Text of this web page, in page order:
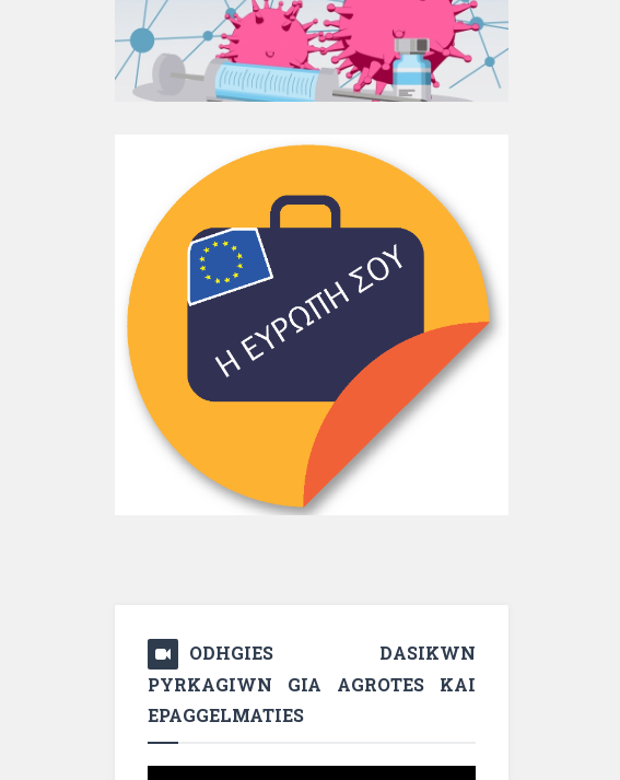
ODHGIES DASIKWN
PYRKAGIWN GIA AGROTES KAI
EPAGGELMATIES